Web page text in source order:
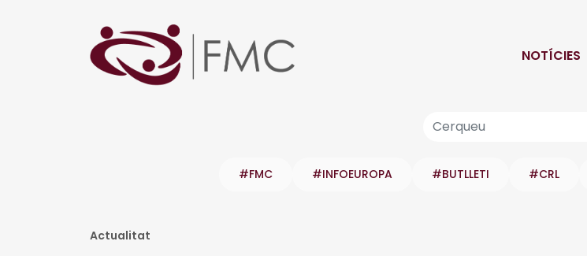
NOTÍCIES
#FMC #INFOEUROPA #BUTLLETI #CRL
Actualitat